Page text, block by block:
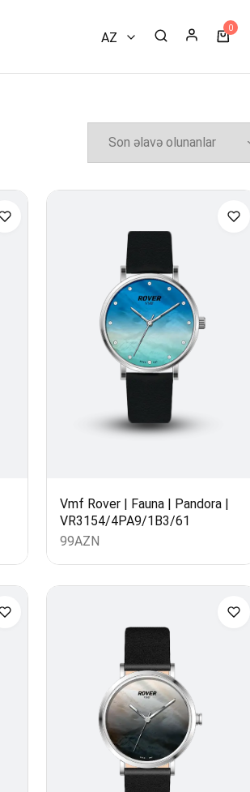
AZ
EN
0
Vmf Rover | Fauna | Pandora |
VR3154/4PA9/1B3/61
99AZN